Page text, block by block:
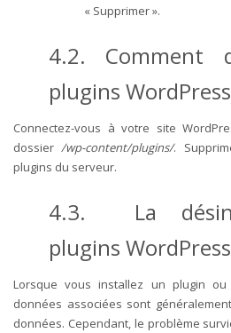
« Supprimer ».
4.2. Comment
plugins
Connectez-vous à votre site
dossier/wp-content/plugins/.
plugins du serveur.
4.3. La
plugins WordPress
Lorsque vous installez un plugin
données associées sont
données. Cependant, le problème